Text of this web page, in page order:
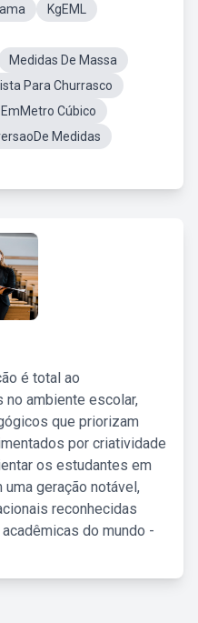
KgEML
Medidas De Massa
Lista Para Churrasco
EmMetro Cúbico
Medidas
é total ao
ambiente escolar,
que priorizam
por criatividade
os estudantes em
uma geração notável,
reconhecidas
do mundo -